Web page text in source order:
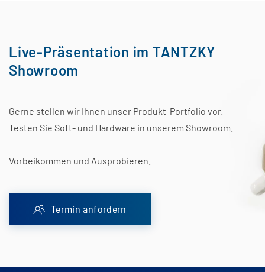
Live-Präsentation im TANTZKY
Showroom
Gerne stellen wir Ihnen unser Produkt-Portfolio vor.
Testen Sie Soft- und Hardware in unserem Showroom.
Vorbeikommen und Ausprobieren.
Termin anfordern